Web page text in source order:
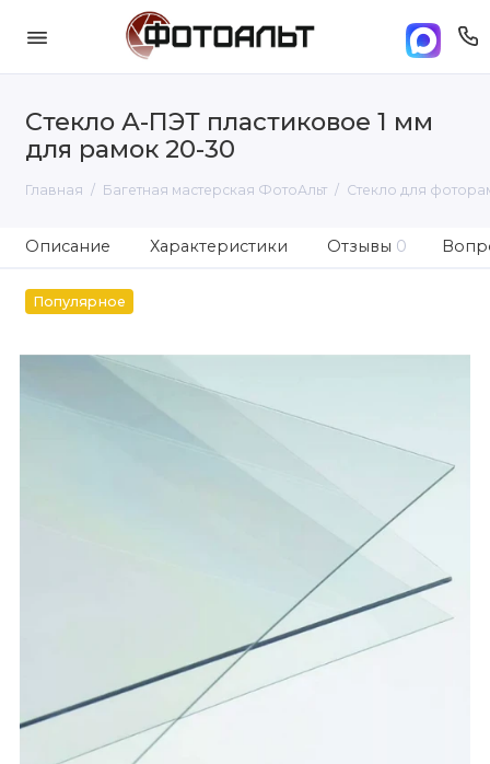
Стекло А-ПЭТ пластиковое 1 мм
для рамок 20-30
Главная Багетная мастерская ФотоАльт Стекло для
Описание Характеристики Отзывы 0
Популярное